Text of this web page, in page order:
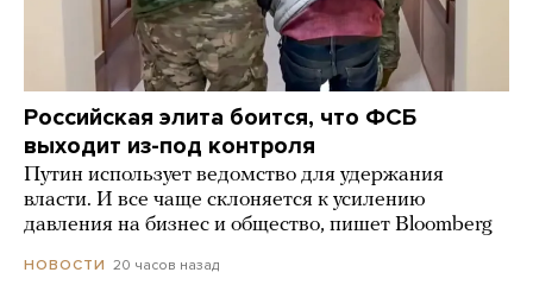
Российская элита боится, что ФСБ
выходит из-под контроля
Путин использует ведомство для удержания
власти. И все чаще склоняется к усилению
давления на бизнес и общество, пишет Bloomberg
НОВОСТИ 20 часов назад